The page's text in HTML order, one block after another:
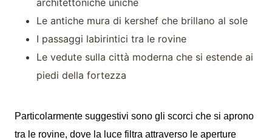
architettoniche uniche
Le antiche mura di kershef che brillano al sole
I passaggi labirintici tra le rovine
Le vedute sulla città moderna che si estende ai
piedi della fortezza
Particolarmente suggestivi sono gli scorci che si aprono
tra le rovine, dove la luce filtra attraverso le aperture